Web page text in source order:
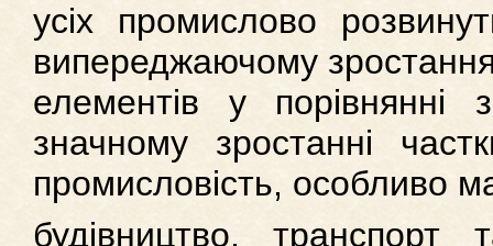
усіх промислово
випереджаючому
елементів у
значному зростанні
промисловість, особливо
будівництво, транспорт